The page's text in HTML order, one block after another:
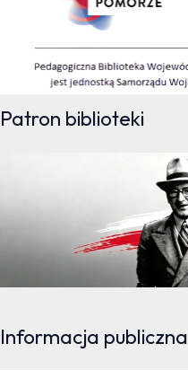
Patron biblioteki
Informacja publiczna